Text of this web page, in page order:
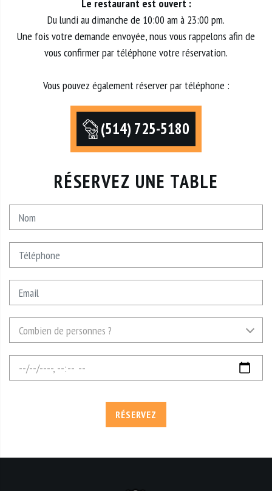
Le restaurant est ouvert :
Du lundi au dimanche de 10:00 am à 23:00 pm.
Une fois votre demande envoyée, nous vous rappelons afin de
vous confirmer par téléphone votre réservation.
Vous pouvez également réserver par téléphone :
(514) 725-5180
RÉSERVEZ UNE TABLE
Combien
de
personnes
Combien de personnes ?
RÉSERVEZ